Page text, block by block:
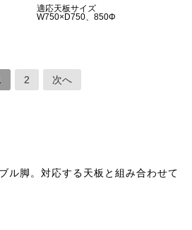
適応天板サイズ
W750×D750、850Φ
2 次へ
ル脚。対応する天板と組み合わせて